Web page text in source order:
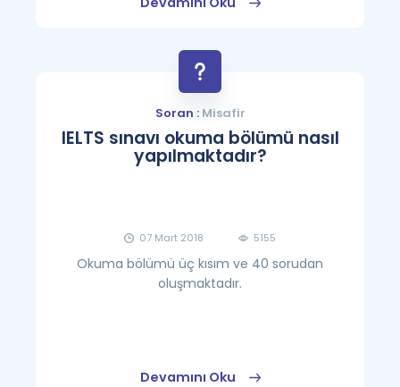
Soran :Misafir
IELTS sınavı okuma bölümü nasıl
yapılmaktadır?
07 Mart 2018 5155
Okuma bölümü üç kısım ve 40 sorudan
oluşmaktadır.
Devamını Oku